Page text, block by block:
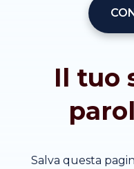
Il tuo
Salva questa